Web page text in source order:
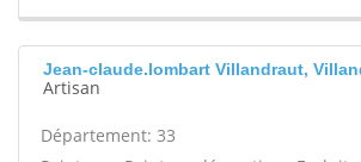
Jean-claude.lombart Villandraut,
Artisan
Département: 33